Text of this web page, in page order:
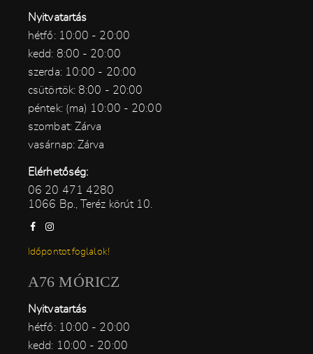
Nyitvatartás
hétfő: 10:00 - 20:00
kedd: 8:00 - 20:00
szerda: 10:00 - 20:00
csütörtök: 8:00 - 20:00
péntek: (ma) 10:00 - 20:00
szombat: Zárva
vasárnap: Zárva
Elérhetőség:
06 20 471 4280
1066 Bp., Teréz körút 10.
Időpontot foglalok!
A76 MÓRICZ
Nyitvatartás
hétfő: 10:00 - 20:00
kedd: 10:00 - 20:00